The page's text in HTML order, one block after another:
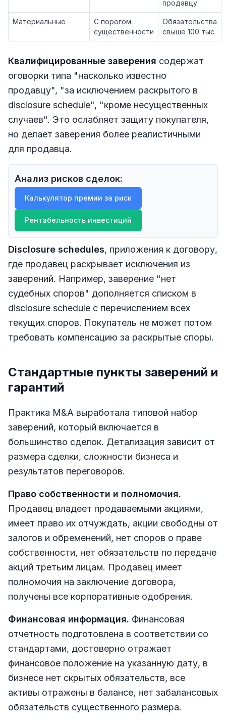
продавцу
Материальные
С порогом
существенности
Обязательства
свыше 100 тыс
Квалифицированные заверения содержат
оговорки типа "насколько известно
продавцу", "за исключением раскрытого в
disclosure schedule", "кроме несущественных
случаев". Это ослабляет защиту покупателя,
но делает заверения более реалистичными
для продавца.
Анализ рисков сделок:
Калькулятор премии за риск
Рентабельность инвестиций
Disclosure schedules, приложения к договору,
где продавец раскрывает исключения из
заверений. Например, заверение "нет
судебных споров" дополняется списком в
disclosure schedule с перечислением всех
текущих споров. Покупатель не может потом
требовать компенсацию за раскрытые споры.
Стандартные пункты заверений и
гарантий
Практика M&A выработала типовой набор
заверений, который включается в
большинство сделок. Детализация зависит от
размера сделки, сложности бизнеса и
результатов переговоров.
Право собственности и полномочия.
Продавец владеет продаваемыми акциями,
имеет право их отчуждать, акции свободны от
залогов и обременений, нет споров о праве
собственности, нет обязательств по передаче
акций третьим лицам. Продавец имеет
полномочия на заключение договора,
получены все корпоративные одобрения.
Финансовая информация. Финансовая
отчетность подготовлена в соответствии со
стандартами, достоверно отражает
финансовое положение на указанную дату, в
бизнесе нет скрытых обязательств, все
активы отражены в балансе, нет забалансовых
обязательств существенного размера.